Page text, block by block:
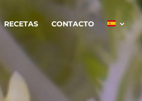
RECETAS CONTACTO